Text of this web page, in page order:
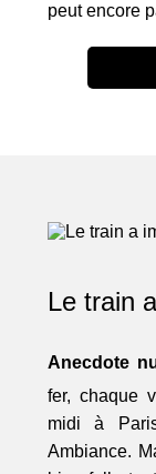
peut encore
Le train
Anecdote
fer, chaque
midi à
Ambiance.